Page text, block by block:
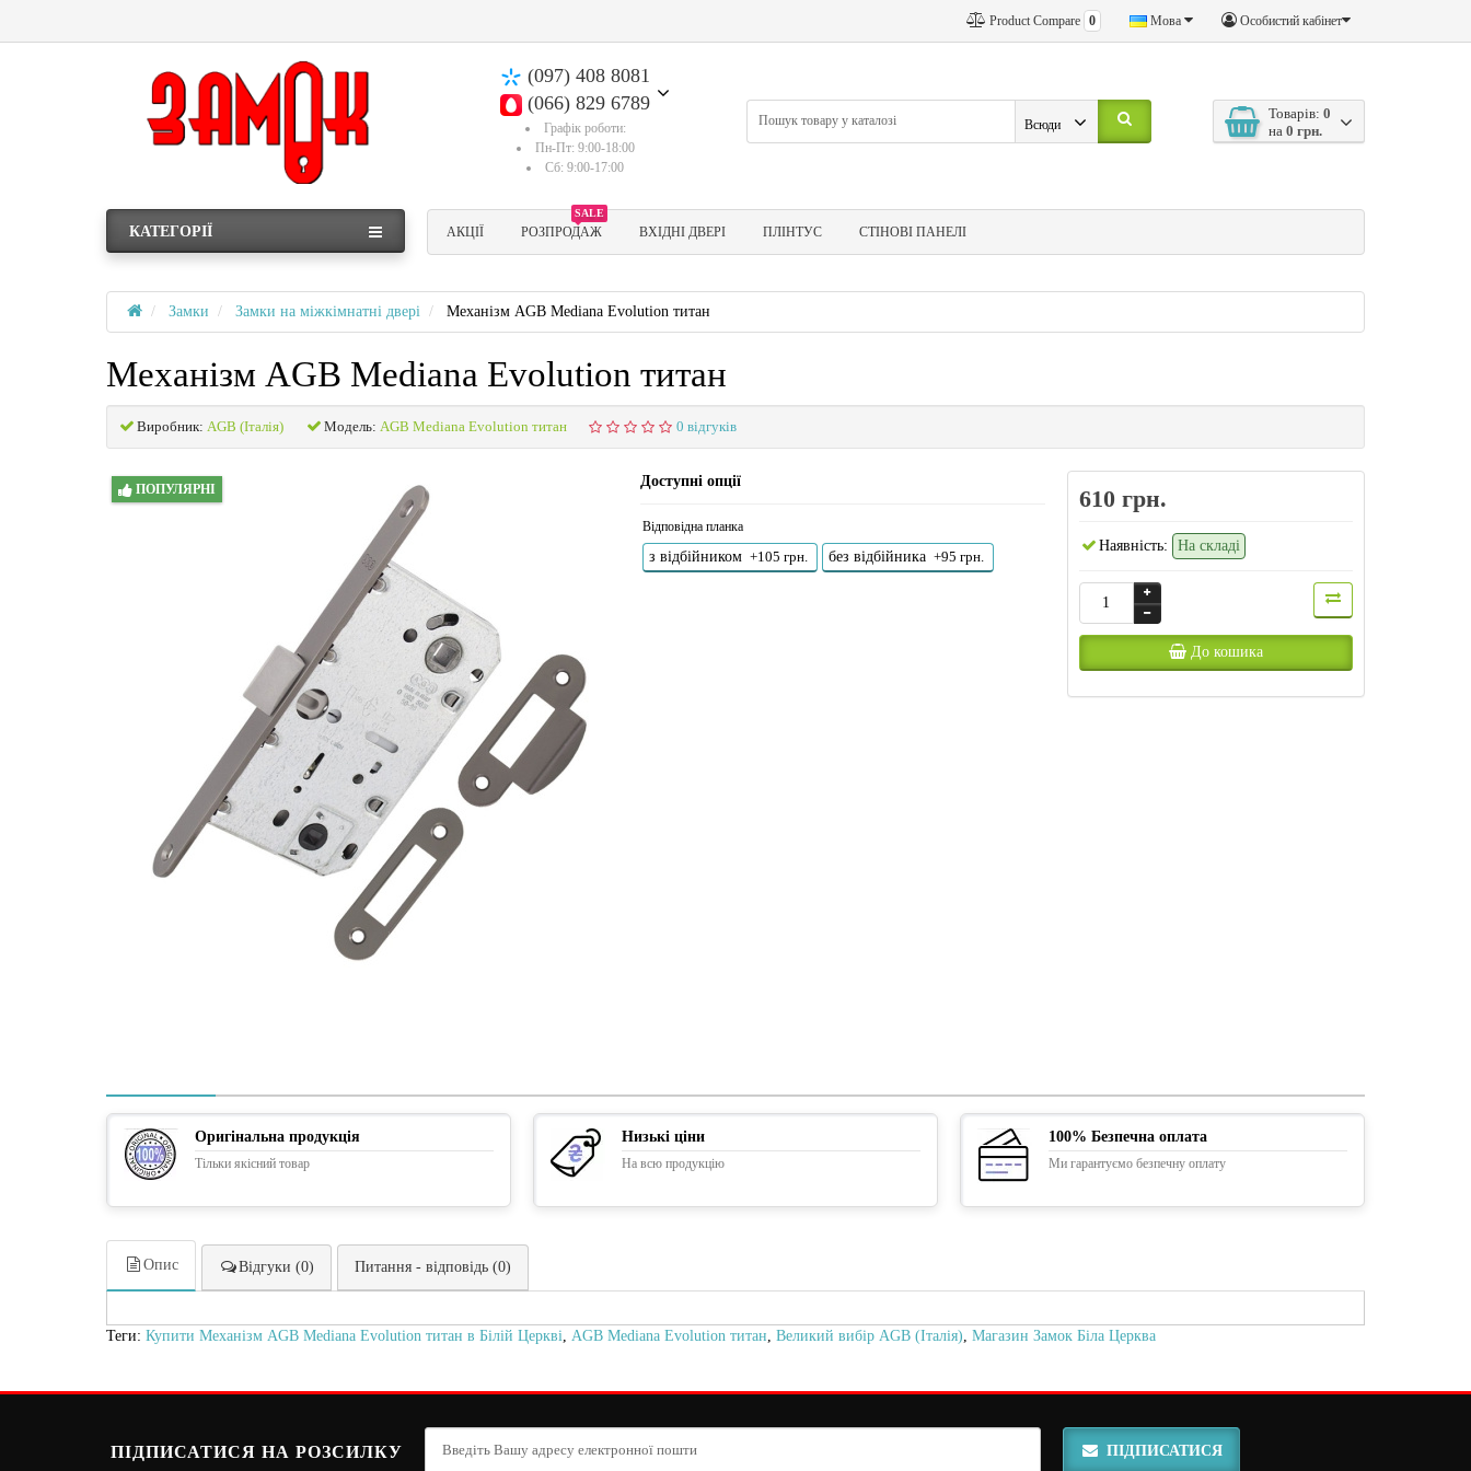
Особистий кабінет
Мова
Product Compare 0
(097) 408 8081
(066) 829 6789
Графік роботи:
Пн-Пт: 9:00-18:00
Сб: 9:00-17:00
Товарів: 0
на 0 грн.
Всюди
КАТЕГОРІЇ АКЦІЇ
SALE
РОЗПРОДАЖ ВХІДНІ ДВЕРІ ПЛІНТУС СТІНОВІ ПАНЕЛІ
Замки Замки на міжкімнатні двері Механізм AGB Mediana Evolution титан
Механізм AGB Mediana Evolution титан
Виробник: AGB (Італія) Модель: AGB Mediana Evolution титан 0 відгуків
ПОПУЛЯРНІ Доступні опції
Відповідна планка
з відбійником +105 грн. без відбійника +95 грн.
610 грн.
Наявність: На складі
До кошика
Оригінальна продукція
Тільки якісний товар
Низькі ціни
На всю продукцію
100% Безпечна оплата
Ми гарантуємо безпечну оплату
Опис Відгуки (0) Питання - відповідь (0)
Теги: Купити Механізм AGB Mediana Evolution титан в Білій Церкві AGB Mediana Evolution титан Великий вибір AGB (Італія) Магазин Замок Біла Церква
ПІДПИСАТИСЯ НА РОЗСИЛКУ ПІДПИСАТИСЯ